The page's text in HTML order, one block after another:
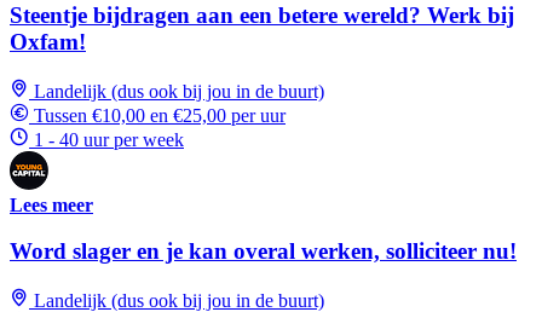
Steentje bijdragen aan een betere wereld? Werk bij
Oxfam!
Landelijk (dus ook bij jou in de buurt)
Tussen €10,00 en €25,00 per uur
1 - 40 uur per week
Lees meer
Word slager en je kan overal werken, solliciteer nu!
Landelijk (dus ook bij jou in de buurt)